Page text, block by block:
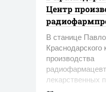
Центр
В станице
производства
лекарственных